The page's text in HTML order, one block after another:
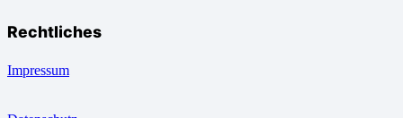
Rechtliches
Impressum